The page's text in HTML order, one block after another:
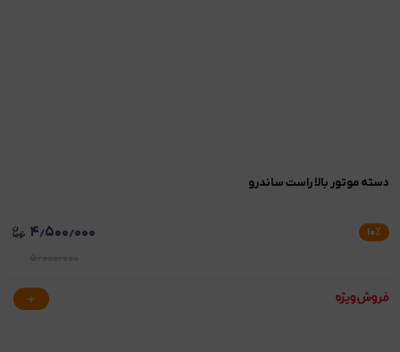
دسته موتور بالا راست ساندرو
۱۰٪ ۴٫۵۰۰٫۰۰۰